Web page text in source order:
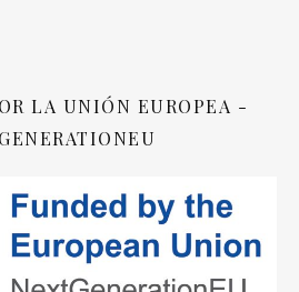
LA UNIÓN EUROPEA -